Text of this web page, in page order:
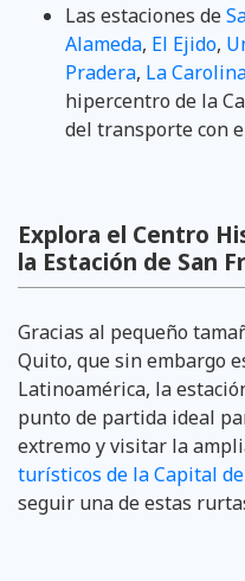
Las estaciones de
Alameda, El Ejido,
Pradera, La
hipercentro de la
del transporte con
Explora el Centro
la Estación de San
Gracias al pequeño
Quito, que sin embargo
Latinoamérica, la
punto de partida ideal
extremo y visitar la
turísticos de la Capital
seguir una de estas